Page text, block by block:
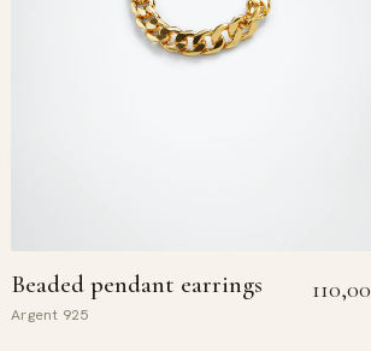
Beaded pendant earrings
Argent 925
110,00